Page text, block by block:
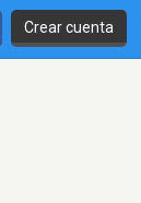
Crear cuenta